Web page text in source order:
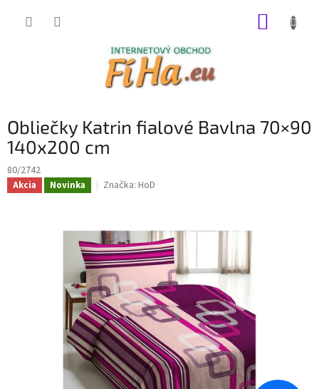
Obliečky Katrin fialové Bavlna 70×90
140x200 cm
80/2742
Akcia Novinka Značka: HoD